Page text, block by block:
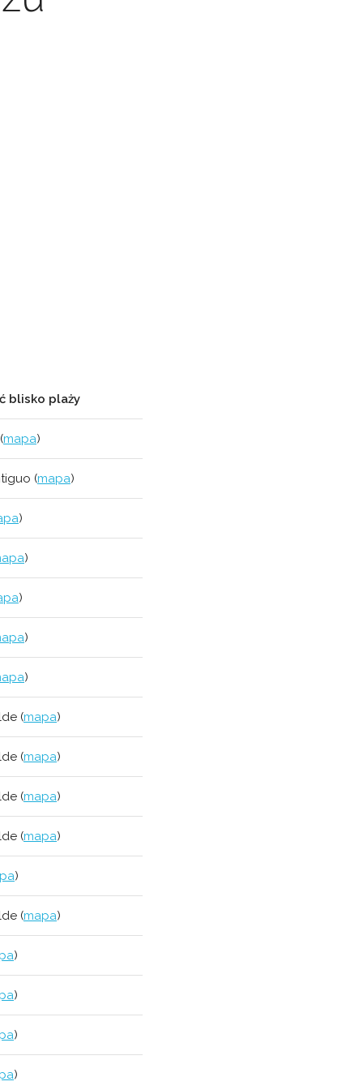
blisko plaży
mapa)
(mapa)
)
)
)
)
)
(mapa)
(mapa)
(mapa)
(mapa)
)
(mapa)
)
)
)
)